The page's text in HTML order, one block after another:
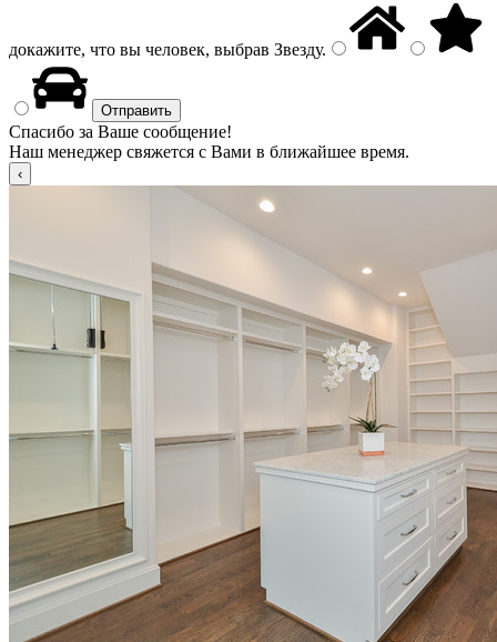
докажите, что вы человек, выбрав Звезду.
Спасибо за Ваше сообщение!
Наш менеджер свяжется с Вами в ближайшее время.